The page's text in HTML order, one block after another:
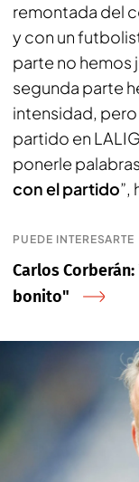
remontada del
y con un
parte no hemos
segunda parte
intensidad, pero
partido en
ponerle
con el partido”,
PUEDE INTERESARTE
Carlos
bonito"